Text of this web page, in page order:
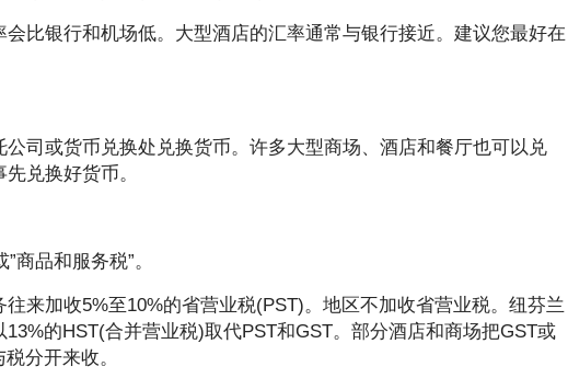
比银行和机场低。大型酒店的汇率通常与银行接近。建议您最好在
司或货币兑换处兑换货币。许多大型商场、酒店和餐厅也可以兑
兑换好货币。
商品和服务税”。
来加收5%至10%的省营业税(PST)。地区不加收省营业税。纽芬兰
的HST(合并营业税)取代PST和GST。部分酒店和商场把GST或
分开来收。